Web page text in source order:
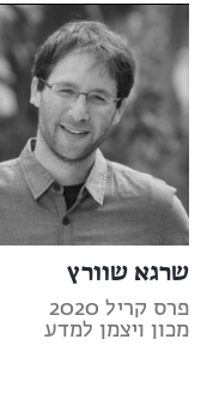
שרגא שוורץ
פרס קריל 2020
מכון ויצמן למדע